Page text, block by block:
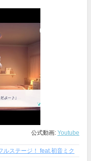
公式動画: Youtube
ルステージ！ feat.初音ミク